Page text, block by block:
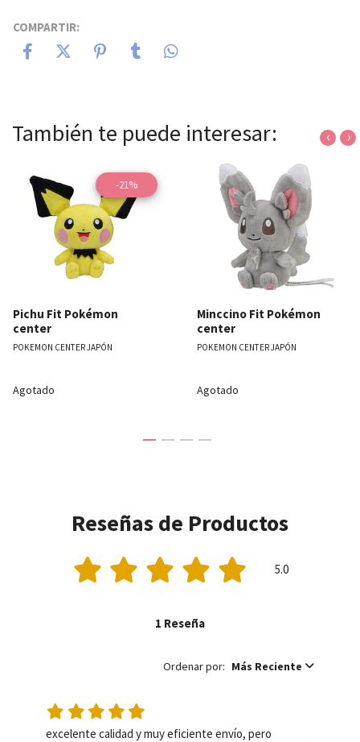
COMPARTIR:
También te puede interesar:
-21%
Pichu Fit Pokémon
center
POKEMON CENTER JAPÓN
Agotado
Minccino Fit Pokémon
center
POKEMON CENTER JAPÓN
Agotado
‹ ›
Reseñas de Productos
5.0
1 Reseña
Ordenar por: Más Reciente
excelente calidad y muy eficiente envío, pero